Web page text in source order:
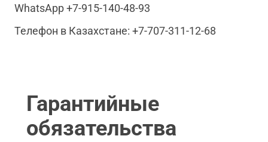
WhatsApp +7-915-140-48-93
Телефон в Казахстане: +7-707-311-12-68
Гарантийные
обязательства